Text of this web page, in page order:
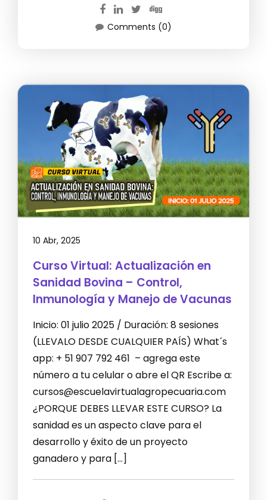
Comments (0)
10 Abr, 2025
Curso Virtual: Actualización en
Sanidad Bovina – Control,
Inmunología y Manejo de Vacunas
Inicio: 01 julio 2025 / Duración: 8 sesiones
(LLEVALO DESDE CUALQUIER PAÍS) What´s
app: + 51 907 792 461 – agrega este
número a tu celular o abre el QR Escribe a:
cursos@escuelavirtualagropecuaria.com
¿PORQUE DEBES LLEVAR ESTE CURSO? La
sanidad es un aspecto clave para el
desarrollo y éxito de un proyecto
ganadero y para […]